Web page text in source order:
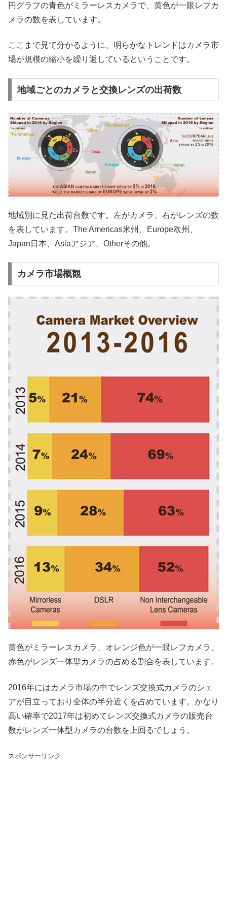
円グラフの青色がミラーレスカメラで、黄色が一眼レフカ
メラの数を表しています。
ここまで見て分かるように、明らかなトレンドはカメラ市
場が規模の縮小を繰り返しているということです。
地域ごとのカメラと交換レンズの出荷数
地域別に見た出荷台数です。左がカメラ、右がレンズの数
を表しています。The Americas米州、Europe欧州、
Japan日本、Asiaアジア、Otherその他。
カメラ市場概観
黄色がミラーレスカメラ、オレンジ色が一眼レフカメラ、
赤色がレンズ一体型カメラの占める割合を表しています。
2016年にはカメラ市場の中でレンズ交換式カメラのシェ
アが目立っており全体の半分近くを占めています。かなり
高い確率で2017年は初めてレンズ交換式カメラの販売台
数がレンズ一体型カメラの台数を上回るでしょう。
スポンサーリンク